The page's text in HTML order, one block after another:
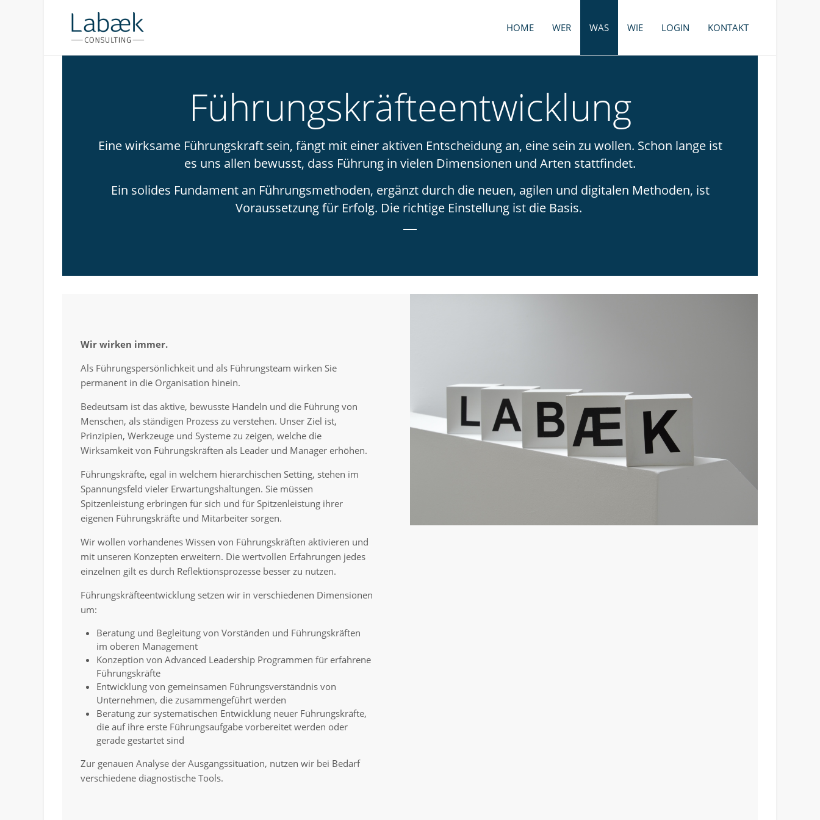
HOME WER WAS WIE LOGIN KONTAKT
Führungskräfteentwicklung
Eine wirksame Führungskraft sein, fängt mit einer aktiven Entscheidung an, eine sein zu wollen. Schon lange ist
es uns allen bewusst, dass Führung in vielen Dimensionen und Arten stattfindet.
Ein solides Fundament an Führungsmethoden, ergänzt durch die neuen, agilen und digitalen Methoden, ist
Voraussetzung für Erfolg. Die richtige Einstellung ist die Basis.
Wir wirken immer.
Als Führungspersönlichkeit und als Führungsteam wirken Sie
permanent in die Organisation hinein.
Bedeutsam ist das aktive, bewusste Handeln und die Führung von
Menschen, als ständigen Prozess zu verstehen. Unser Ziel ist,
Prinzipien, Werkzeuge und Systeme zu zeigen, welche die
Wirksamkeit von Führungskräften als Leader und Manager erhöhen.
Führungskräfte, egal in welchem hierarchischen Setting, stehen im
Spannungsfeld vieler Erwartungshaltungen. Sie müssen
Spitzenleistung erbringen für sich und für Spitzenleistung ihrer
eigenen Führungskräfte und Mitarbeiter sorgen.
Wir wollen vorhandenes Wissen von Führungskräften aktivieren und
mit unseren Konzepten erweitern. Die wertvollen Erfahrungen jedes
einzelnen gilt es durch Reflektionsprozesse besser zu nutzen.
Führungskräfteentwicklung setzen wir in verschiedenen Dimensionen
um:
Beratung und Begleitung von Vorständen und Führungskräften
im oberen Management
Konzeption von Advanced Leadership Programmen für erfahrene
Führungskräfte
Entwicklung von gemeinsamen Führungsverständnis von
Unternehmen, die zusammengeführt werden
Beratung zur systematischen Entwicklung neuer Führungskräfte,
die auf ihre erste Führungsaufgabe vorbereitet werden oder
gerade gestartet sind
Zur genauen Analyse der Ausgangssituation, nutzen wir bei Bedarf
verschiedene diagnostische Tools.